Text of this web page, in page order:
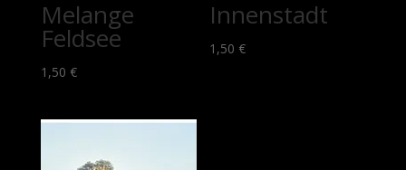
Melange
Feldsee
1,50 €
Innenstadt
1,50 €